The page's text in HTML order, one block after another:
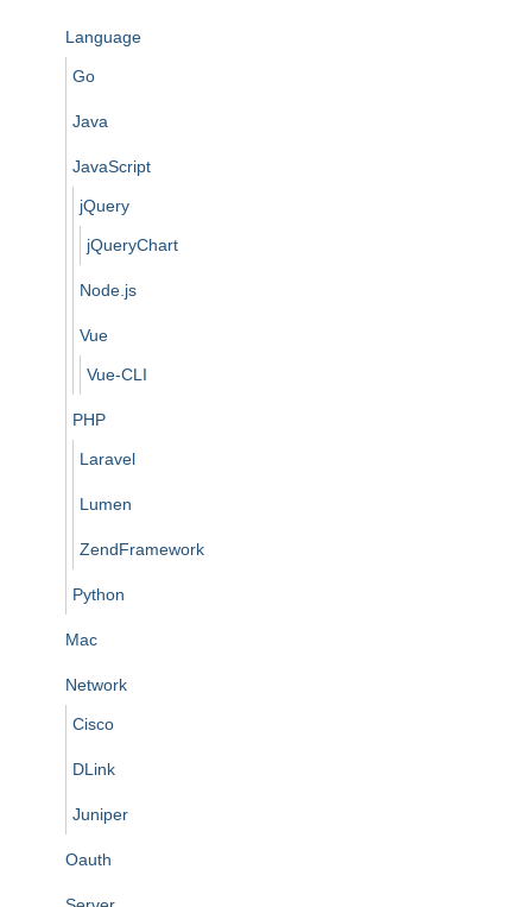
Language
Go
Java
JavaScript
jQuery
jQueryChart
Node.js
Vue
Vue-CLI
PHP
Laravel
Lumen
ZendFramework
Python
Mac
Network
Cisco
DLink
Juniper
Oauth